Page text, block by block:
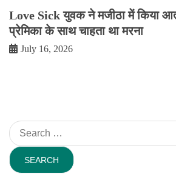
Love Sick युवक ने मजीठा में किया
प्रेमिका के साथ चाहता था मरना
July 16, 2026
Search
for: